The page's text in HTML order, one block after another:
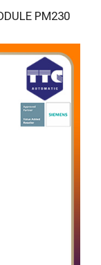
PM230